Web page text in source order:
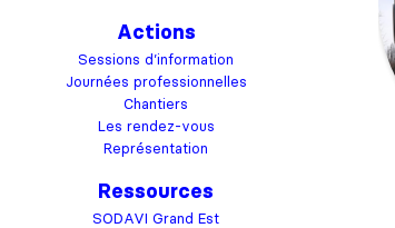
Actions
Sessions d’information
Journées professionnelles
Chantiers
Les rendez-vous
Représentation
Ressources
SODAVI Grand Est